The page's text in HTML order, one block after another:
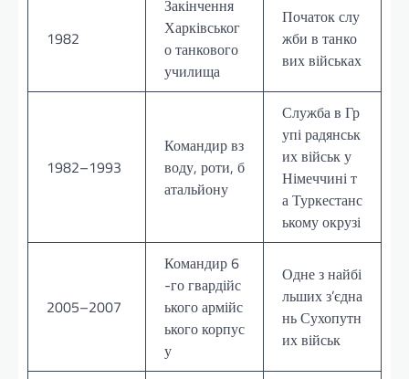
1982
Закінчення
Харківськог
о танкового
училища
Початок слу
жби в танко
вих військах
1982–1993
Командир вз
воду, роти, б
атальйону
Служба в Гр
упі радянськ
их військ у
Німеччині т
а Туркестанс
ькому окрузі
2005–2007
Командир 6
-го гвардійс
ького армійс
ького корпус
у
Одне з найбі
льших з’єдна
нь Сухопутн
их військ